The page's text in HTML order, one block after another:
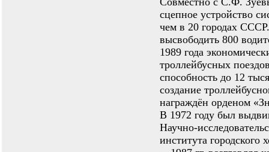
сцепное устройство
чем в 20 городах
высвободить 800
1989 года
троллейбусных
способность до 12
создание
награждён орденом
В 1972 году был
Научно-
института